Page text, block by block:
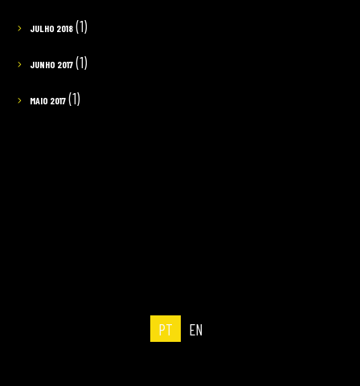
JULHO 2018(1)
JUNHO 2017(1)
MAIO 2017(1)
PT EN